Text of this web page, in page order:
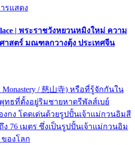
รแสดง
| พระราชวังหยวนหมิงใหม่ ความ
าสตร์ มณฑลกวางตุ้ง ประเทศจีน
Monastery / 慈山寺) หรือที่รู้จักกันใน
ทธที่ตั้งอยู่ริมชายหาดรีพัลส์เบย์
องกง โดดเด่นด้วยรูปปั้นเจ้าแม่กวนอิมสี
76 เมตร ซึ่งเป็นรูปปั้นเจ้าแม่กวนอิม
องโลก